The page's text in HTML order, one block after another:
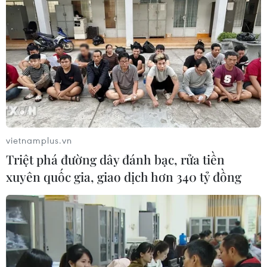
Bị cáo Châu Thị Thu Nga không thừa nhận
lừa đảo ở dự án B5 Cầu Diễn
06/10/2017 12:15
vietnamplus.vn
Triệt phá đường dây đánh bạc, rửa tiền
xuyên quốc gia, giao dịch hơn 340 tỷ đồng